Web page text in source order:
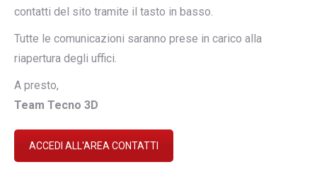
contatti del sito tramite il tasto in basso.
Tutte le comunicazioni saranno prese in carico alla
riapertura degli uffici.
A presto,
Team Tecno 3D
ACCEDI ALL'AREA CONTATTI